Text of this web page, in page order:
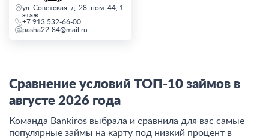
ул. Советская, д. 28, пом. 44, 1
этаж
+7 913 532-66-00
pasha22-84@mail.ru
Сравнение условий ТОП-10 займов в
августе 2026 года
Команда Bankiros выбрала и сравнила для вас самые
популярные займы на карту под низкий процент в